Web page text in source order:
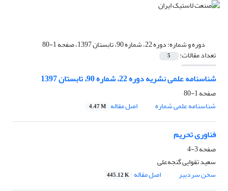
دوره و شماره:دوره 22، شماره 90، تابستان 1397، صفحه 1-80
تعداد مقالات: 5
شناسنامه علمی نشریه دوره 22، شماره 90، تابستان 1397
صفحه1-80
شناسنامه علمی شماره
اصل مقاله 4.47 M
فناوری تحریم
صفحه3-4
سعید تقوایی گنجه‌علی
سخن سردبیر
اصل مقاله 445.12 K